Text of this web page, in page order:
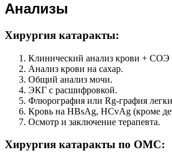
Анализы
Хирургия катаракты:
Клинический анализ крови + СОЭ
Анализ крови на сахар.
Общий анализ мочи.
ЭКГ с расшифровкой.
Флюрография или Rg-графия
Кровь на HBsAg, HCvAg (кроме
Осмотр и заключение терапевта.
Хирургия катаракты по ОМС: